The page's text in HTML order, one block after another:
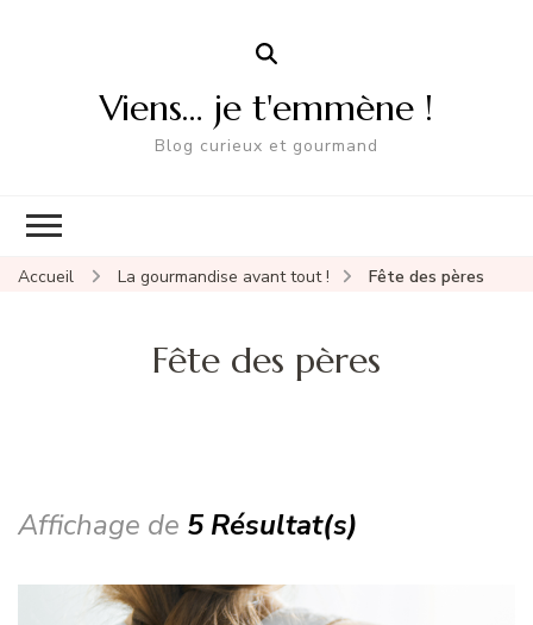
Viens… je t'emmène !
Blog curieux et gourmand
Accueil La gourmandise avant tout ! Fête des pères
Fête des pères
Affichage de 5 Résultat(s)